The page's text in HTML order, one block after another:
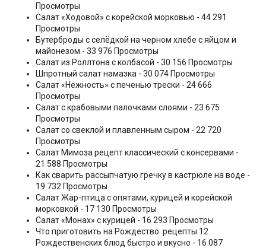
Просмотры
Салат «Ходовой» с корейской морковью - 44 291
Просмотры
Бутерброды с селёдкой на черном хлебе с яйцом и
майонезом - 33 976 Просмотры
Салат из Роллтона с колбасой - 30 156 Просмотры
Шпротный салат намазка - 30 074 Просмотры
Салат «Нежность» с печенью трески - 24 666
Просмотры
Салат с крабовыми палочками слоями - 23 675
Просмотры
Салат со свеклой и плавленным сыром - 22 720
Просмотры
Салат Мимоза рецепт классический с консервами -
21 588 Просмотры
Как сварить рассыпчатую гречку в кастрюле на воде -
19 732 Просмотры
Салат Жар-птица с опятами, курицей и корейской
морковкой - 17 130 Просмотры
Салат «Монах» с курицей - 16 293 Просмотры
Что приготовить на Рождество: рецепты 12
Рождественских блюд быстро и вкусно - 16 087